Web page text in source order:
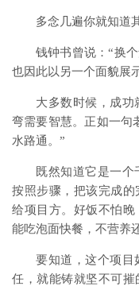
多念几遍你就知道
钱钟书曾说：“换
也因此以另一个面貌展
大多数时候，成
弯需要智慧。正如一句
水路通。”
既然知道它是一个
按照步骤，把该完成
给项目方。好饭不怕晚
能吃泡面快餐，不营养
要知道，这个项目
任，就能铸就坚不可